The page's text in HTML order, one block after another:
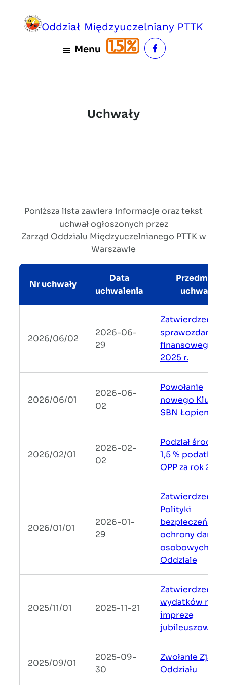
Oddział Międzyuczelniany PTTK
Menu
Uchwały
Poniższa lista zawiera informacje oraz tekst
uchwał ogłoszonych przez
Zarząd Oddziału Międzyuczelnianego PTTK w
Warszawie
Nr uchwały
Data
uchwalenia
Przedmiot
uchwały
2026/06/02
2026-06-
29
Zatwierdzenie
sprawozdania
finansowego na
2025 r.
2026/06/01
2026-06-
02
Powołanie
nowego Klubu
SBN Łopienka
2026/02/01
2026-02-
02
Podział
1,5 % podatku
OPP za rok 2025
2026/01/01
2026-01-
29
Zatwierdzenie
Polityki
ochrony danych
osobowych w
Oddziale
2025/11/01 2025-11-21
Zatwierdzenie
wydatków na
imprezę
jubileuszową
2025/09/01
2025-09-
30
Zwołanie Zjazdu
Oddziału